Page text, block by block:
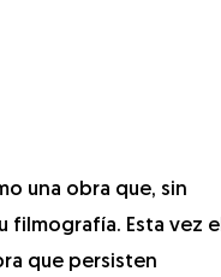
una obra que, sin
Esta vez el
que persisten